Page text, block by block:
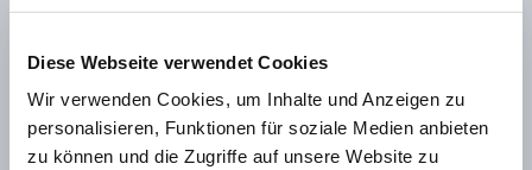
Diese Webseite verwendet Cookies
Wir verwenden Cookies, um Inhalte und Anzeigen zu
personalisieren, Funktionen für soziale Medien anbieten
zu können und die Zugriffe auf unsere Website zu
nach Art. 9 Abs. 1 DSGVO verarbeitet werden. Im
Falle einer ausdrücklichen Einwilligung in die
Übertragung
personenbezogener Daten in Drittstaaten erfolgt
die Datenverarbeitung außerdem auf Grundlage